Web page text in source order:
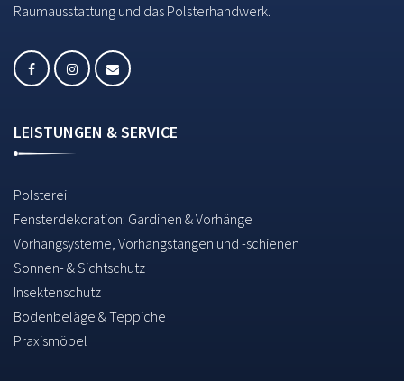
Raumausstattung und das Polsterhandwerk.
LEISTUNGEN & SERVICE
Polsterei
Fensterdekoration: Gardinen & Vorhänge
Vorhangsysteme, Vorhangstangen und -schienen
Sonnen- & Sichtschutz
Insektenschutz
Bodenbeläge & Teppiche
Praxismöbel